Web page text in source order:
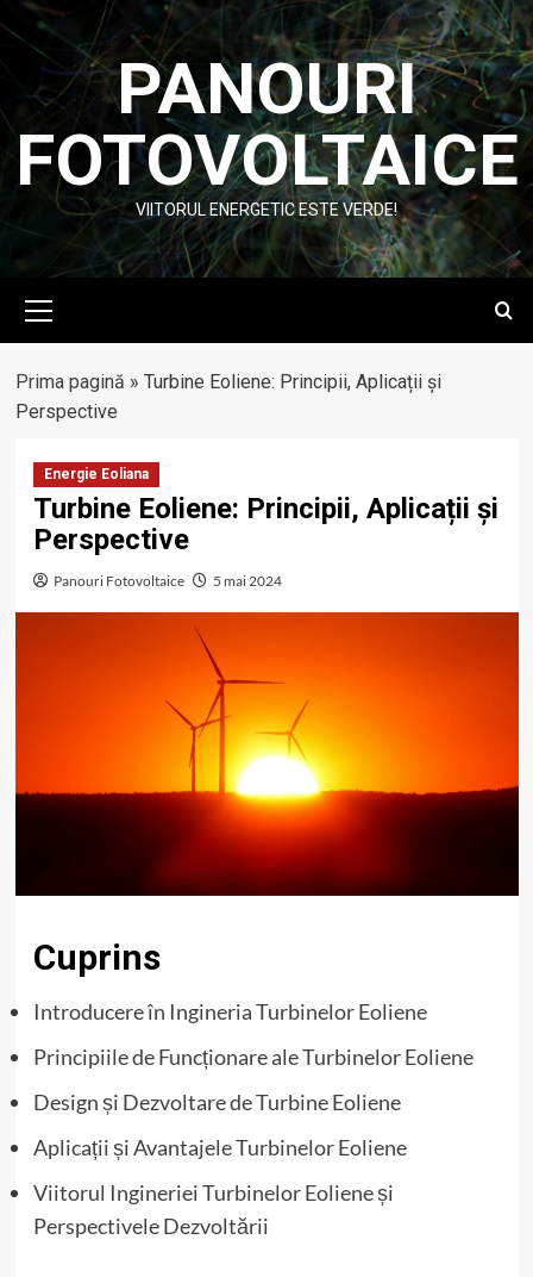
Skip
to
content
PANOURI
FOTOVOLTAICE
VIITORUL ENERGETIC ESTE VERDE!
Menu
Prima pagină » Turbine Eoliene: Principii, Aplicații și
Perspective
Energie Eoliana
Turbine Eoliene: Principii, Aplicații și
Perspective
Panouri Fotovoltaice 5 mai 2024
Cuprins
Introducere în Ingineria Turbinelor Eoliene
Principiile de Funcționare ale Turbinelor Eoliene
Design și Dezvoltare de Turbine Eoliene
Aplicații și Avantajele Turbinelor Eoliene
Viitorul Ingineriei Turbinelor Eoliene și
Perspectivele Dezvoltării